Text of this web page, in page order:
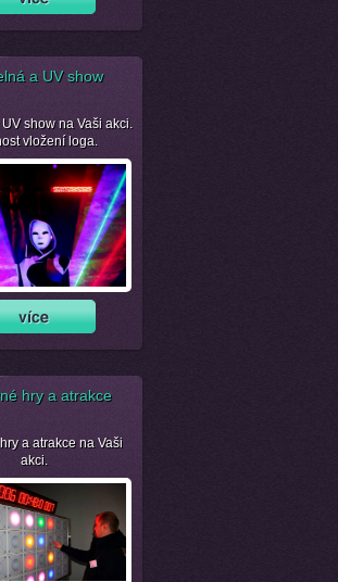
a UV show
show na Vaši akci.
vložení loga.
hry a atrakce
a atrakce na Vaši
akci.